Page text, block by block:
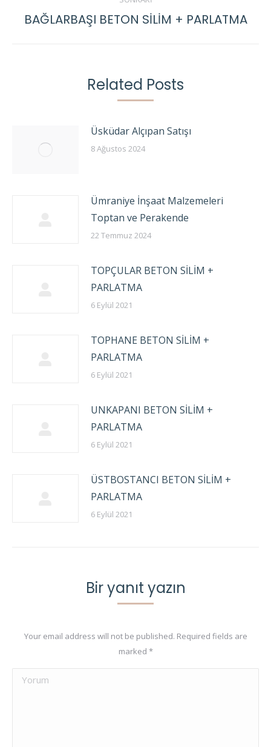
Next
BAĞLARBAŞI BETON SİLİM + PARLATMA
Related Posts
Üsküdar Alçıpan Satışı
8 Ağustos 2024
Ümraniye İnşaat Malzemeleri
Toptan ve Perakende
22 Temmuz 2024
TOPÇULAR BETON SİLİM +
PARLATMA
6 Eylül 2021
TOPHANE BETON SİLİM +
PARLATMA
6 Eylül 2021
UNKAPANI BETON SİLİM +
PARLATMA
6 Eylül 2021
ÜSTBOSTANCI BETON SİLİM +
PARLATMA
6 Eylül 2021
Bir yanıt yazın
Your email address will not be published. Required fields are
marked *
Yorum